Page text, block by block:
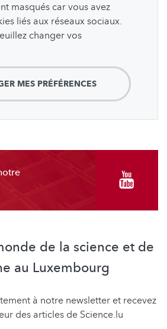
masqués car vous avez
liés aux réseaux sociaux.
changer vos
MES PRÉFÉRENCES
de la science et de
au Luxembourg
à notre newsletter et recevez
des articles de Science.lu